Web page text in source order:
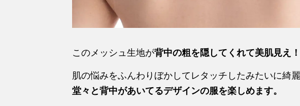
このメッシュ生地が背中の粗を隠してくれて美肌見え！
肌の悩みをふんわりぼかしてレタッチしたみたいに綺
堂々と背中があいてるデザインの服を楽しめます。